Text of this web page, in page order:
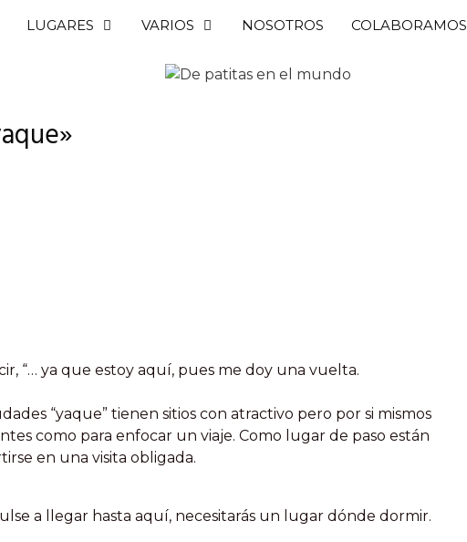
LUGARES VARIOS NOSOTROS COLABORAMOS
“… ya que estoy aquí, pues me doy una vuelta.
“yaque” tienen sitios con atractivo pero por si mismos
como para enfocar un viaje. Como lugar de paso están
en una visita obligada.
a llegar hasta aquí, necesitarás un lugar dónde dormir.